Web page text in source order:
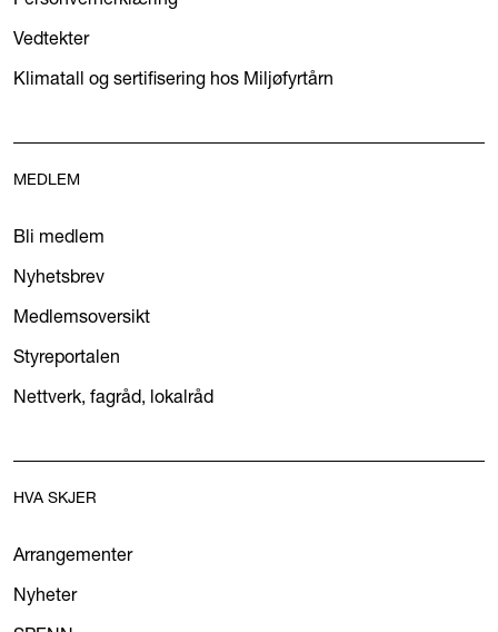
Vedtekter
Klimatall og sertifisering hos Miljøfyrtårn
MEDLEM
Bli medlem
Nyhetsbrev
Medlemsoversikt
Styreportalen
Nettverk, fagråd, lokalråd
HVA SKJER
Arrangementer
Nyheter